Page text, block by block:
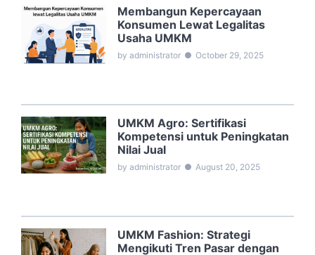
Membangun Kepercayaan
Konsumen Lewat Legalitas
Usaha UMKM
by administrator ● October 29, 2025
UMKM Agro: Sertifikasi
Kompetensi untuk Peningkatan
Nilai Jual
by administrator ● August 20, 2025
UMKM Fashion: Strategi
Mengikuti Tren Pasar dengan